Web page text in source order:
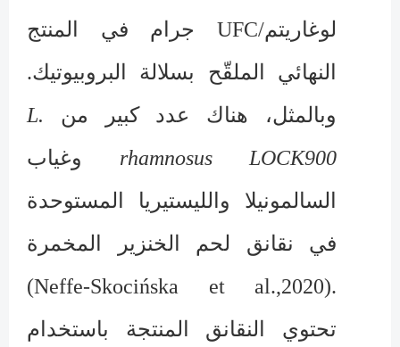
لوغاريتمUFC/ جرام في المنتج
النهائي الملقّح بسلالة البروبيوتيك.
وبالمثل، هناك عدد كبير من
L.
rhamnosus LOCK900
وغياب
السالمونيلا والليستيريا المستوحدة
في نقانق لحم الخنزير المخمرة
(Neffe-Skocińska et al.,2020).
تحتوي النقانق المنتجة باستخدام